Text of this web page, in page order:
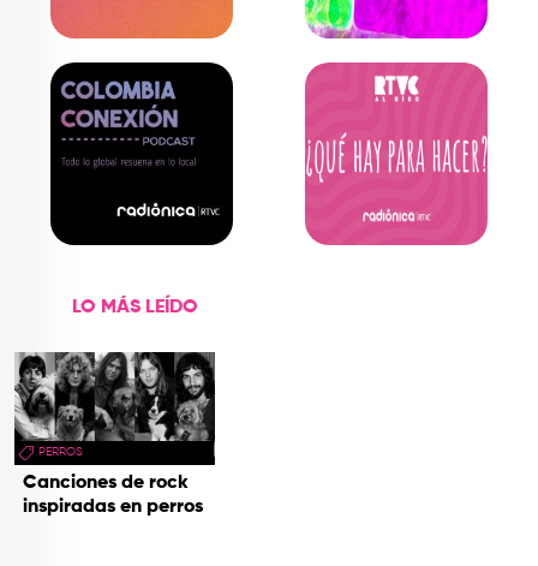
LO MÁS LEÍDO
PERROS
Canciones de rock
inspiradas en perros